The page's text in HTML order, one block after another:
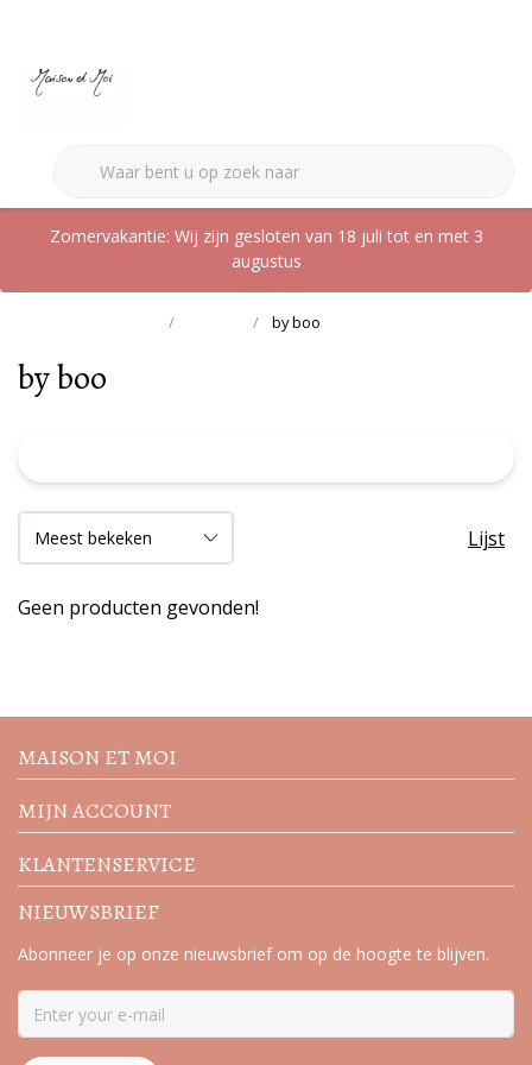
Zomervakantie: Wij zijn gesloten van 18 juli tot en met 3
augustus
by boo
by boo
Lijst
Geen producten gevonden!
acties
MAISON ET MOI
MIJN ACCOUNT
KLANTENSERVICE
NIEUWSBRIEF
Abonneer je op onze nieuwsbrief om op de hoogte te blijven.